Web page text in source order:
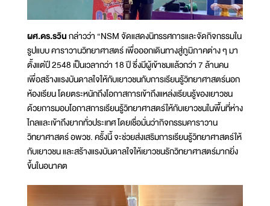
ผศ.ดร.รวินกล่าวว่า “NSM จัดแสดงนิทรรศการและจัดกิจกรรมใน
รูปแบบ คาราวานวิทยาศาสตร์ เพื่อออกเดินทางสู่ภูมิภาคต่าง ๆ มา
ตั้งแต่ปี 2548 เป็นเวลากว่า 18 ปี ซึ่งมีผู้เข้าชมแล้วกว่า 7 ล้านคน
เพื่อสร้างแรงบันดาลใจให้กับเยาวชนกับการเรียนรู้วิทยาศาสตร์นอก
ห้องเรียน โดยตระหนักถึงโอกาสการเข้าถึงแหล่งเรียนรู้ของเยาวชน
ด้วยการมอบโอกาสการเรียนรู้วิทยาศาสตร์ให้กับเยาวชนในพื้นที่ห่าง
ไกลและเข้าถึงยากทั่วประเทศ โดยเชื่อมั่นว่ากิจกรรมคาราวาน
วิทยาศาสตร์ อพวช. ครั้งนี้ จะช่วยส่งเสริมการเรียนรู้วิทยาศาสตร์ให้
กับเยาวชน และสร้างแรงบันดาลใจให้เยาวชนรักวิทยาศาสตร์มากยิ่ง
ขึ้นในอนาคต